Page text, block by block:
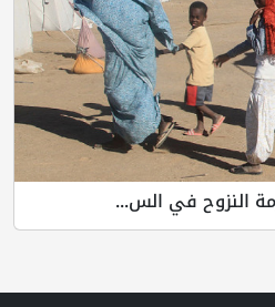
النزوح في الس...